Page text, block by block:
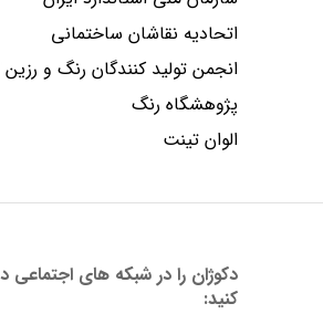
اتحادیه نقاشان ساختمانی
انجمن توليد كنندگان رنگ و رزين
پژوهشگاه رنگ
الوان تینت
دکوژان را در شبکه های اجتماعی
کنید: